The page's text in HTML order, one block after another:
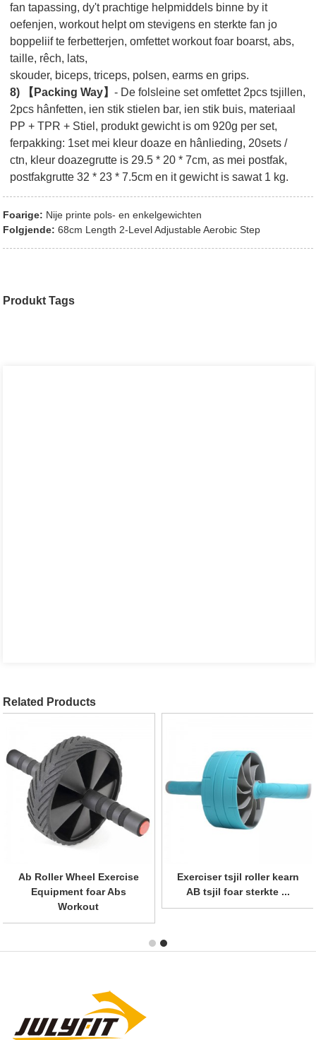
fan tapassing, dy't prachtige helpmiddels binne by it
oefenjen, workout helpt om stevigens en sterkte fan jo
boppeliif te ferbetterjen, omfettet workout foar boarst, abs,
taille, rêch, lats,
skouder, biceps, triceps, polsen, earms en grips.
8) 【Packing Way】- De folsleine set omfettet 2pcs tsjillen,
2pcs hânfetten, ien stik stielen bar, ien stik buis, materiaal
PP + TPR + Stiel, produkt gewicht is om 920g per set,
ferpakking: 1set mei kleur doaze en hânlieding, 20sets /
ctn, kleur doazegrutte is 29.5 * 20 * 7cm, as mei postfak,
postfakgrutte 32 * 23 * 7.5cm en it gewicht is sawat 1 kg.
Foarige: Nije printe pols- en enkelgewichten
Folgjende: 68cm Length 2-Level Adjustable Aerobic Step
Produkt Tags
Related Products
Ab Roller Wheel Exercise
Equipment foar Abs
Workout
Profesjonele
krêfttraining-oefenwiel
mei ...